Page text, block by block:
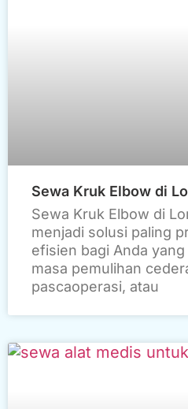
Sewa Kruk Elbow di
Sewa Kruk Elbow di
menjadi solusi paling
efisien bagi Anda
masa pemulihan
pascaoperasi, atau